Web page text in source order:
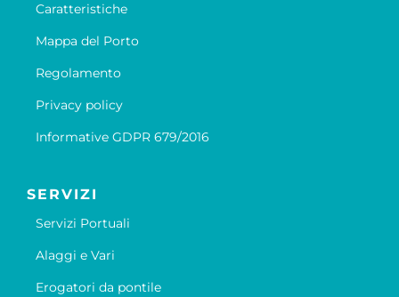
Caratteristiche
Mappa del Porto
Regolamento
Privacy policy
Informative GDPR 679/2016
SERVIZI
Servizi Portuali
Alaggi e Vari
Erogatori da pontile